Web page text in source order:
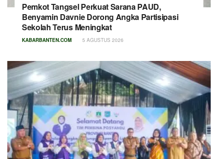
Pemkot Tangsel Perkuat Sarana PAUD,
Benyamin Davnie Dorong Angka Partisipasi
Sekolah Terus Meningkat
KABARBANTEN.COM 5 AGUSTUS 2026